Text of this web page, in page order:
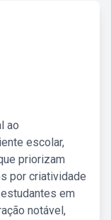
ao
escolar,
priorizam
por criatividade
em
notável,